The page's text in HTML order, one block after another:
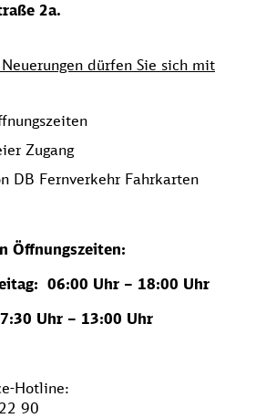
2a.
dürfen Sie sich mit
Zugang
DB Fernverkehr Fahrkarten
Öffnungszeiten:
06:00 Uhr – 18:00 Uhr
Uhr – 13:00 Uhr
Hotline:
90